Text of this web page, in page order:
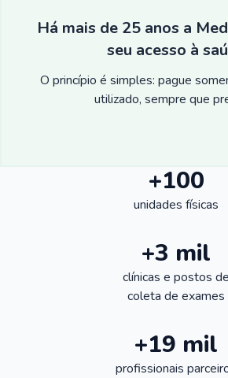
Há mais de 25 anos a
seu acesso à
O princípio é simples: pague
utilizado, sempre que
+100
unidades físicas
+3 mil
clínicas e postos de
coleta de exames
+19 mil
profissionais